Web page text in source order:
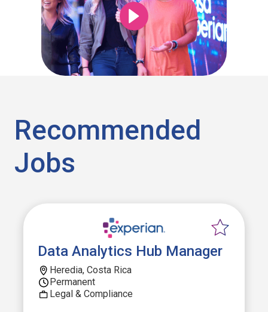
Recommended
Jobs
Data Analytics Hub Manager
Heredia, Costa Rica
Permanent
Legal & Compliance